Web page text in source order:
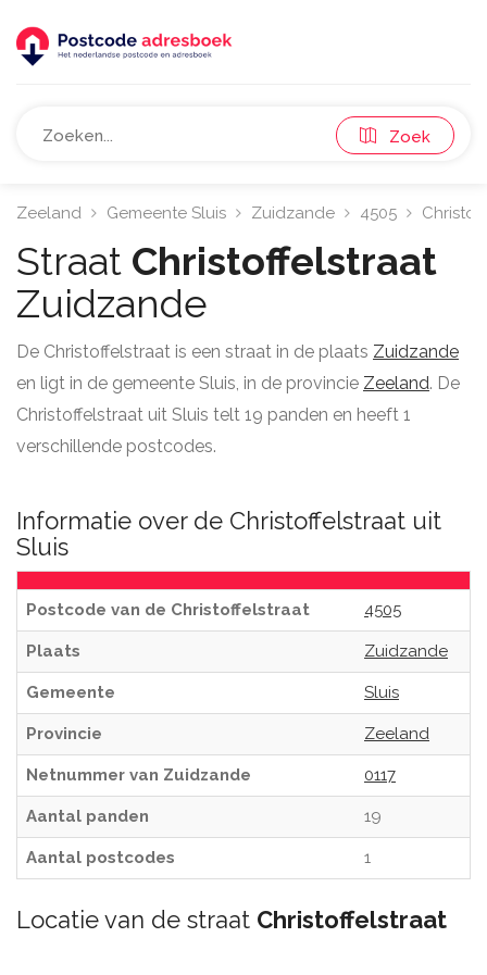
Zoek
Zeeland Gemeente Sluis Zuidzande 4505
Straat Christoffelstraat
Zuidzande
De Christoffelstraat is een straat in de plaats Zuidzande
en ligt in de gemeente Sluis, in de provincie Zeeland. De
Christoffelstraat uit Sluis telt 19 panden en heeft 1
verschillende postcodes.
Informatie over de Christoffelstraat uit
Sluis
Postcode van de Christoffelstraat 4505
Plaats Zuidzande
Gemeente Sluis
Provincie Zeeland
Netnummer van Zuidzande 0117
Aantal panden 19
Aantal postcodes 1
Locatie van de straat Christoffelstraat